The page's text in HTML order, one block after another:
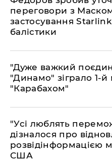
переговори з
застосування
балістики
"Дуже важкий
"Динамо" зіграло 1-й
"Карабахом"
"Усі люблять
дізналося про
розвідінформацією
США